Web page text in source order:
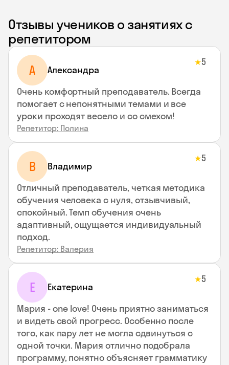
Отзывы учеников о занятиях с
репетитором
A Aлександра
★5
Очень комфортный преподаватель. Всегда
помогает с непонятными темами и все
уроки проходят весело и со смехом!
Репетитор: Полина
В Владимир
★5
Отличный преподаватель, четкая методика
обучения человека с нуля, отзывчивый,
спокойный. Темп обучения очень
адаптивный, ощущается индивидуальный
подход.
Репетитор: Валерия
Е Екатерина
★5
Мария - one love! Очень приятно заниматься
и видеть свой прогресс. Особенно после
того, как пару лет не могла сдвинуться с
одной точки. Мария отлично подобрала
программу, понятно объясняет грамматику